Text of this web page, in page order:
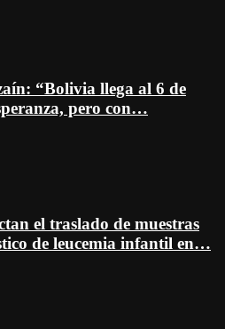
“Bolivia llega al 6 de
pero con…
el traslado de muestras
de leucemia infantil en…